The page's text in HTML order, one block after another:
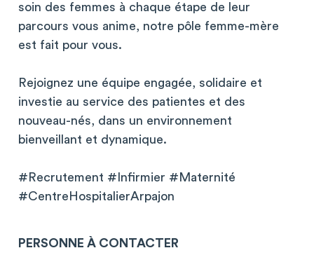
soin des femmes à chaque étape de leur
parcours vous anime, notre pôle femme-mère
est fait pour vous.
Rejoignez une équipe engagée, solidaire et
investie au service des patientes et des
nouveau-nés, dans un environnement
bienveillant et dynamique.
#Recrutement #Infirmier #Maternité
#CentreHospitalierArpajon
PERSONNE À CONTACTER